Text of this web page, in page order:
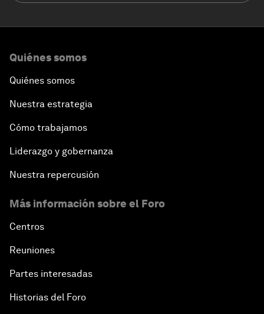
Quiénes somos
Quiénes somos
Nuestra estrategia
Cómo trabajamos
Liderazgo y gobernanza
Nuestra repercusión
Más información sobre el Foro
Centros
Reuniones
Partes interesadas
Historias del Foro